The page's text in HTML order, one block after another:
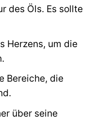
des Öls. Es sollte
Herzens, um die
Bereiche, die
über seine